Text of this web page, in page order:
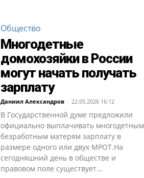
Общество
Многодетные
домохозяйки в России
могут начать получать
зарплату
Даниил Александров - 22.05.2026 16:12
В Государственной думе предложили
официально выплачивать многодетным
безработным матерям зарплату в
размере одного или двух МРОТ.На
сегодняшний день в обществе и
правовом поле существует...